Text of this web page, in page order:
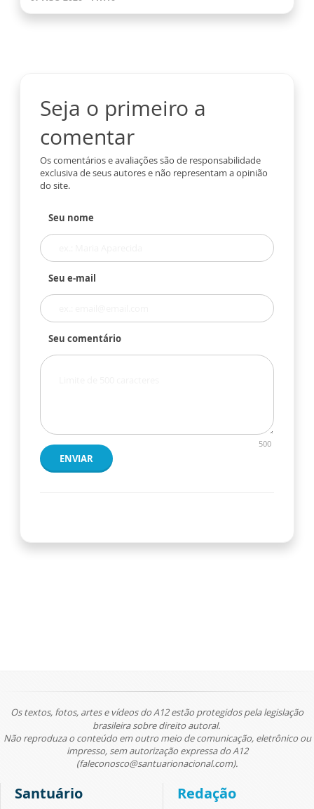
Seja o primeiro a
comentar
Os comentários e avaliações são de responsabilidade
exclusiva de seus autores e não representam a opinião
do site.
Seu nome
Seu e-mail
Seu comentário
500
ENVIAR
Os textos, fotos, artes e vídeos do A12 estão protegidos pela legislação
brasileira sobre direito autoral.
Não reproduza o conteúdo em outro meio de comunicação, eletrônico ou
impresso, sem autorização expressa do A12
(faleconosco@santuarionacional.com).
Santuário Redação